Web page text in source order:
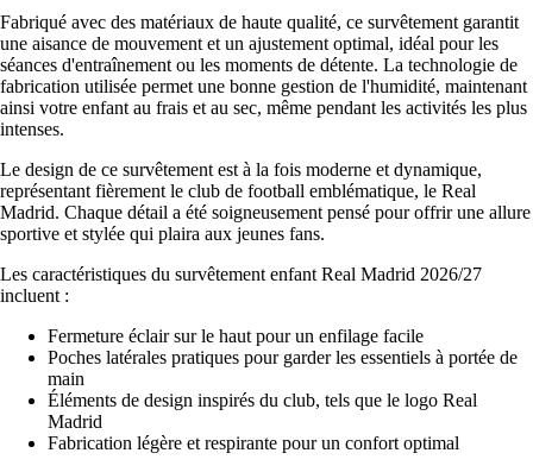
Fabriqué avec des matériaux de haute qualité, ce survêtement garantit
une aisance de mouvement et un ajustement optimal, idéal pour les
séances d'entraînement ou les moments de détente. La technologie de
fabrication utilisée permet une bonne gestion de l'humidité, maintenant
ainsi votre enfant au frais et au sec, même pendant les activités les plus
intenses.
Le design de ce survêtement est à la fois moderne et dynamique,
représentant fièrement le club de football emblématique, le Real
Madrid. Chaque détail a été soigneusement pensé pour offrir une allure
sportive et stylée qui plaira aux jeunes fans.
Les caractéristiques du survêtement enfant Real Madrid 2026/27
incluent :
Fermeture éclair sur le haut pour un enfilage facile
Poches latérales pratiques pour garder les essentiels à portée de
main
Éléments de design inspirés du club, tels que le logo Real
Madrid
Fabrication légère et respirante pour un confort optimal